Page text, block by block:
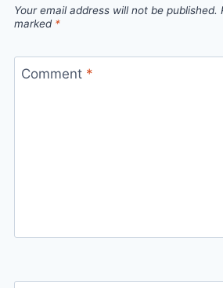
Your email address will not be published.
marked *
Comment *